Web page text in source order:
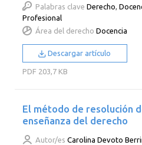
Palabras clave Derecho ,
Profesional
Área del derecho Docencia
Descargar artículo
PDF 203,7 KB
El método de resolución
enseñanza del derecho
Autor/es Carolina Devoto